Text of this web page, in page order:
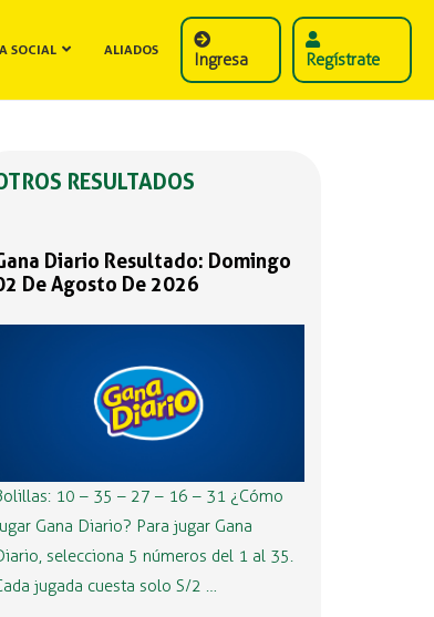
SOCIAL ALIADOS Ingresa Regístrate
RESULTADOS
Diario Resultado: Domingo
De Agosto De 2026
10 – 35 – 27 – 16 – 31 ¿Cómo
Gana Diario? Para jugar Gana
selecciona 5 números del 1 al 35.
jugada cuesta solo S/2 …